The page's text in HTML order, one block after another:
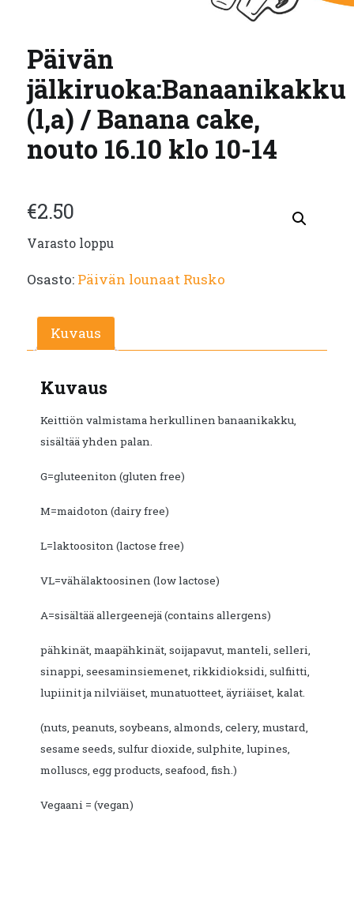
Päivän
jälkiruoka:Banaanikakku
(l,a) / Banana cake,
nouto 16.10 klo 10-14
€2.50
Varasto loppu
Osasto: Päivän lounaat Rusko
Kuvaus
Kuvaus
Keittiön valmistama herkullinen banaanikakku,
sisältää yhden palan.
G=gluteeniton (gluten free)
M=maidoton (dairy free)
L=laktoositon (lactose free)
VL=vähälaktoosinen (low lactose)
A=sisältää allergeenejä (contains allergens)
pähkinät, maapähkinät, soijapavut, manteli, selleri,
sinappi, seesaminsiemenet, rikkidioksidi, sulfiitti,
lupiinit ja nilviäiset, munatuotteet, äyriäiset, kalat.
(nuts, peanuts, soybeans, almonds, celery, mustard,
sesame seeds, sulfur dioxide, sulphite, lupines,
molluscs, egg products, seafood, fish.)
Vegaani = (vegan)